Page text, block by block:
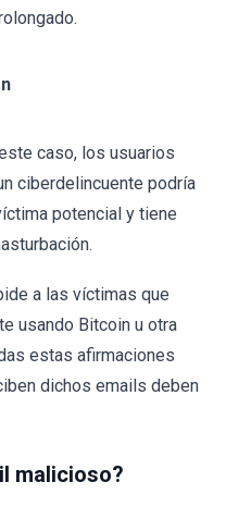
caso, los usuarios
ciberdelincuente podría
potencial y tiene
a las víctimas que
usando Bitcoin u otra
estas afirmaciones
dichos emails deben
malicioso?